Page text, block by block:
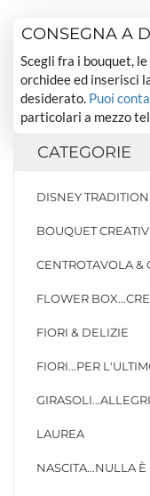
CONSEGNA A
Scegli fra i bouquet,
orchidee ed inserisci
desiderato. Puoi
particolari a mezzo
CATEGORIE
DISNEY
BOUQUET
CENTROTAVOLA &
FLOWER
FIORI & DELIZIE
FIORI...PER
LAUREA
NASCITA...NULLA